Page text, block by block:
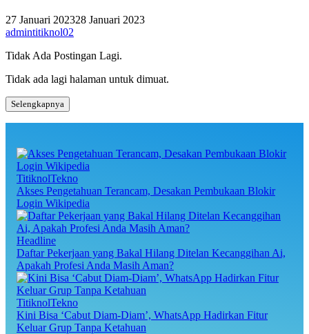
27 Januari 202328 Januari 2023
admintitiknol02
Tidak Ada Postingan Lagi.
Tidak ada lagi halaman untuk dimuat.
Selengkapnya
TitiknolTekno
Akses Pengetahuan Terancam, Desakan Pembukaan Blokir
Login Wikipedia
Headline
Daftar Pekerjaan yang Bakal Hilang Ditelan Kecanggihan Ai,
Apakah Profesi Anda Masih Aman?
TitiknolTekno
Kini Bisa ‘Cabut Diam-Diam’, WhatsApp Hadirkan Fitur
Keluar Grup Tanpa Ketahuan